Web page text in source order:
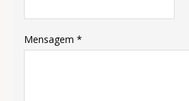
Mensagem *